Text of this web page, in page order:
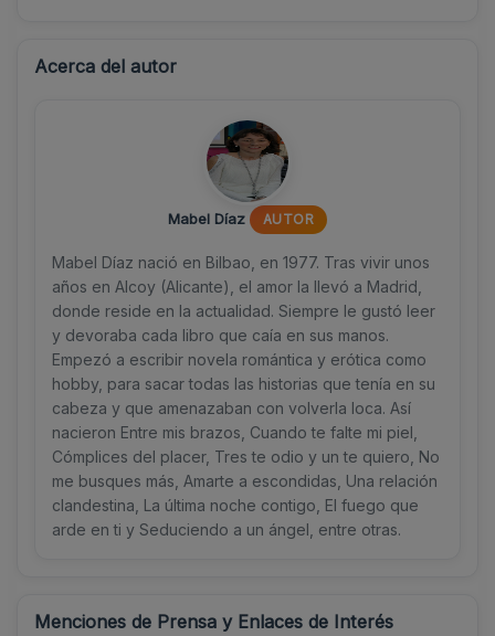
Acerca del autor
Mabel Díaz AUTOR
Mabel Díaz nació en Bilbao, en 1977. Tras vivir unos
años en Alcoy (Alicante), el amor la llevó a Madrid,
donde reside en la actualidad. Siempre le gustó leer
y devoraba cada libro que caía en sus manos.
Empezó a escribir novela romántica y erótica como
hobby, para sacar todas las historias que tenía en su
cabeza y que amenazaban con volverla loca. Así
nacieron Entre mis brazos, Cuando te falte mi piel,
Cómplices del placer, Tres te odio y un te quiero, No
me busques más, Amarte a escondidas, Una relación
clandestina, La última noche contigo, El fuego que
arde en ti y Seduciendo a un ángel, entre otras.
Menciones de Prensa y Enlaces de Interés